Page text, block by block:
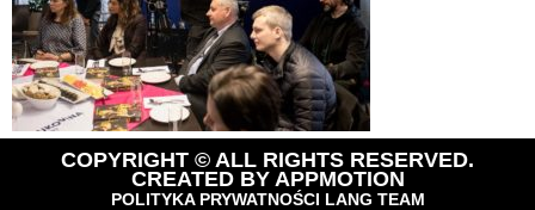
COPYRIGHT © ALL RIGHTS RESERVED.
CREATED BY APPMOTION
POLITYKA PRYWATNOŚCI LANG TEAM